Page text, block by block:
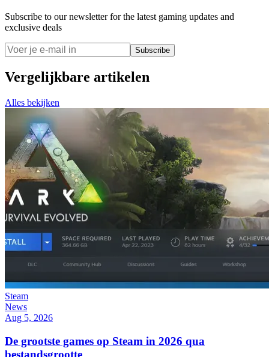
Subscribe to our newsletter for the latest gaming updates and
exclusive deals
Subscribe
Vergelijkbare artikelen
Alles bekijken
Steam
News
Aug 5, 2026
De grootste games op Steam in 2026 qua
bestandsgrootte